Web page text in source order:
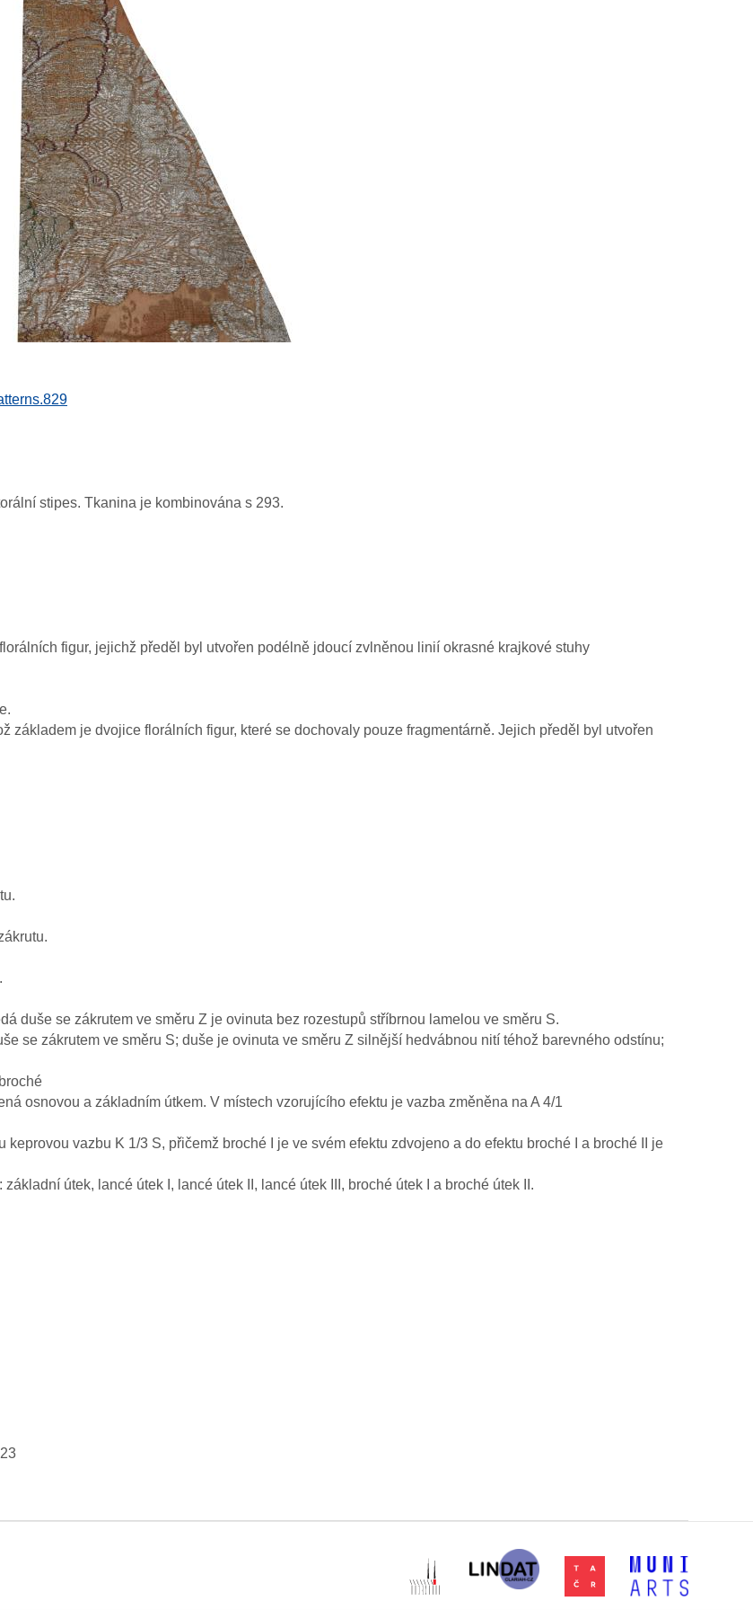
stipes. Tkanina je kombinována s 293.
figur, jejichž předěl byl utvořen podélně jdoucí zvlněnou linií okrasné krajkové stuhy
základem je dvojice florálních figur, které se dochovaly pouze fragmentárně. Jejich předěl byl utvořen
duše se zákrutem ve směru Z je ovinuta bez rozestupů stříbrnou lamelou ve směru S.
se zákrutem ve směru S; duše je ovinuta ve směru Z silnější hedvábnou nití téhož barevného odstínu;
osnovou a základním útkem. V místech vzorujícího efektu je vazba změněna na A 4/1
keprovou vazbu K 1/3 S, přičemž broché I je ve svém efektu zdvojeno a do efektu broché I a broché II je
útek, lancé útek I, lancé útek II, lancé útek III, broché útek I a broché útek II.